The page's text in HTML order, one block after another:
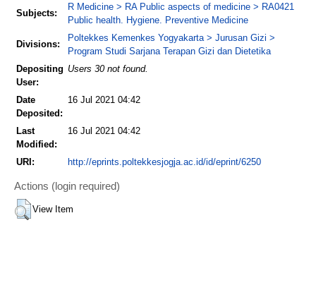
Subjects:
R Medicine > RA Public aspects of medicine > RA0421
Public health. Hygiene. Preventive Medicine
Divisions:
Poltekkes Kemenkes Yogyakarta > Jurusan Gizi >
Program Studi Sarjana Terapan Gizi dan Dietetika
Depositing
User:
Users 30 not found.
Date
Deposited:
16 Jul 2021 04:42
Last
Modified:
16 Jul 2021 04:42
URI: http://eprints.poltekkesjogja.ac.id/id/eprint/6250
Actions (login required)
View Item